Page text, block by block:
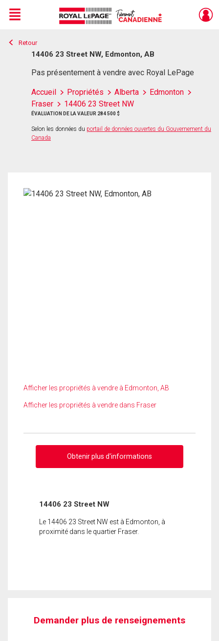
Live
En Direct
Menu
Retour
14406 23 Street NW, Edmonton, AB
Pas présentement à vendre avec Royal LePage
Accueil Propriétés Alberta
Edmonton
Fraser
14406 23 Street NW
ÉVALUATION DE LA VALEUR 284 500 $
Selon les données du portail de données ouvertes du Gouvernement du
Canada
Afficher les propriétés à vendre à Edmonton, AB
Afficher les propriétés à vendre dans Fraser
Obtenir plus d'informations
14406 23 Street NW
Le 14406 23 Street NW est à Edmonton, à
proximité dans le quartier Fraser.
Demander plus de renseignements